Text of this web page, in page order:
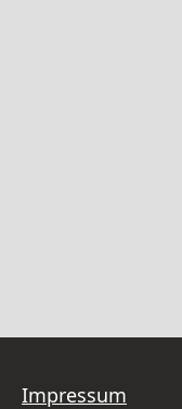
Impressum